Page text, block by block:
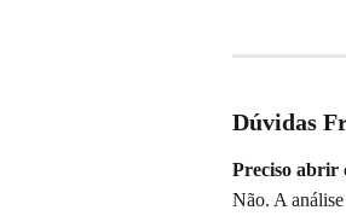
Dúvidas
Preciso abrir
Não. A